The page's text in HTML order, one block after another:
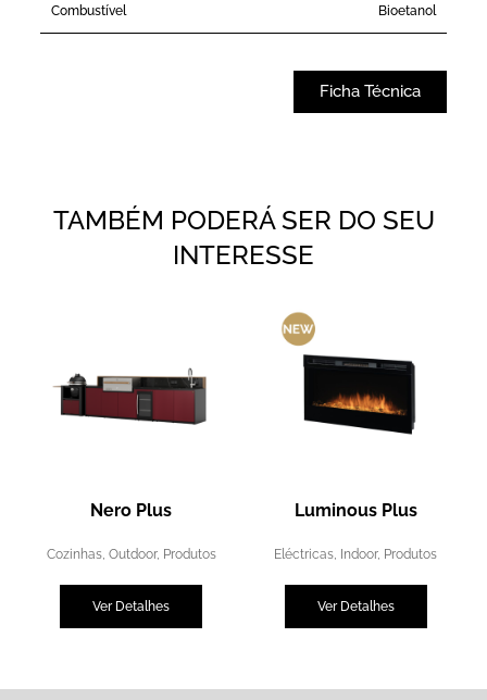
Combustível Bioetanol
Ficha Técnica
TAMBÉM PODERÁ SER DO SEU
INTERESSE
Nero Plus
Cozinhas, Outdoor, Produtos
Ver Detalhes
Luminous Plus
Eléctricas, Indoor, Produtos
Ver Detalhes